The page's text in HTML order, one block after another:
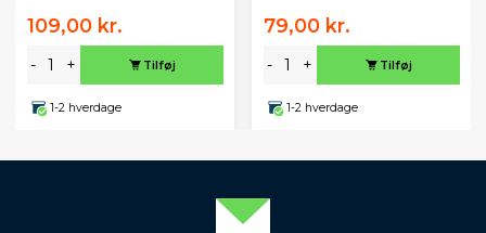
109,00 kr.
- + Tilføj
1-2 hverdage
79,00 kr.
- + Tilføj
1-2 hverdage